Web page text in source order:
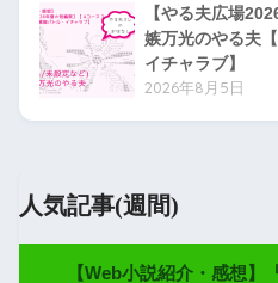
【やる夫広場
嫉万光のやる夫
イチャラブ】
2026年8月5日
人気記事(週間)